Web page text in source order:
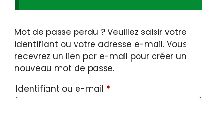
Mot de passe perdu ? Veuillez saisir votre
identifiant ou votre adresse e-mail. Vous
recevrez un lien par e-mail pour créer un
nouveau mot de passe.
Identifiant ou e-mail *